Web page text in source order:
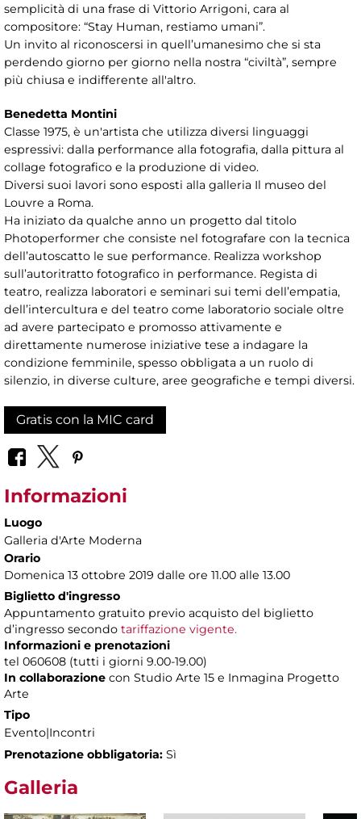
semplicità di una frase di Vittorio Arrigoni, cara al
compositore: “Stay Human, restiamo umani”.
Un invito al riconoscersi in quell’umanesimo che si sta
perdendo giorno per giorno nella nostra “civiltà”, sempre
più chiusa e indifferente all'altro.
Benedetta Montini
Classe 1975, è un'artista che utilizza diversi linguaggi
espressivi: dalla performance alla fotografia, dalla pittura al
collage fotografico e la produzione di video.
Diversi suoi lavori sono esposti alla galleria Il museo del
Louvre a Roma.
Ha iniziato da qualche anno un progetto dal titolo
Photoperformer che consiste nel fotografare con la tecnica
dell’autoscatto le sue performance. Realizza workshop
sull’autoritratto fotografico in performance. Regista di
teatro, realizza laboratori e seminari sui temi dell’empatia,
dell’intercultura e del teatro come laboratorio sociale oltre
ad avere partecipato e promosso attivamente e
direttamente numerose iniziative tese a indagare la
condizione femminile, spesso obbligata a un ruolo di
silenzio, in diverse culture, aree geografiche e tempi diversi.
Gratis con la MIC card
Informazioni
Luogo
Galleria d'Arte Moderna
Orario
Domenica 13 ottobre 2019 dalle ore 11.00 alle 13.00
Biglietto d'ingresso
Appuntamento gratuito previo acquisto del biglietto
d’ingresso secondo tariffazione vigente.
Informazioni e prenotazioni
tel 060608 (tutti i giorni 9.00-19.00)
In collaborazione con Studio Arte 15 e Inmagina Progetto
Arte
Tipo
Evento|Incontri
Prenotazione obbligatoria: Sì
Galleria